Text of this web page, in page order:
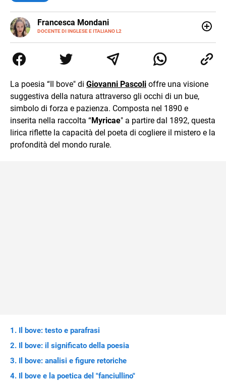
Francesca Mondani
DOCENTE DI INGLESE E ITALIANO L2
LINKEDIN
INSTAGRAM
secondaria di secondo grado. Mi occupo inoltre di
traduzioni, SEO Onsite e contenuti per il web. Amo i saggi
della sintesi.
La poesia “Il bove" di Giovanni Pascoli offre una visione
suggestiva della natura attraverso gli occhi di un bue,
simbolo di forza e pazienza. Composta nel 1890 e
inserita nella raccolta “Myricae" a partire dal 1892, questa
lirica riflette la capacità del poeta di cogliere il mistero e la
profondità del mondo rurale.
Il bove: testo e parafrasi
Il bove: il significato della poesia
Il bove: analisi e figure retoriche
Il bove e la poetica del "fanciullino"